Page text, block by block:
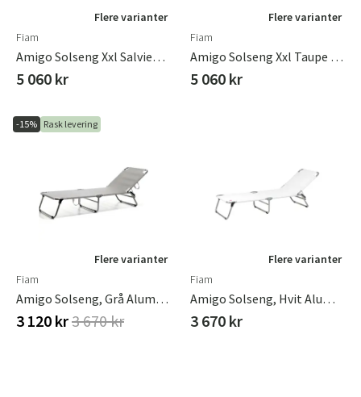
Flere varianter
Fiam
Amigo Solseng Xxl Salviegrønn Aluminium/textilene
5 060 kr
Flere varianter
Fiam
Amigo Solseng Xxl Taupe Aluminium/textilene
5 060 kr
-15% Rask levering
Flere varianter
Fiam
Amigo Solseng, Grå Aluminium/textilene
3 120 kr3 670 kr
Flere varianter
Fiam
Amigo Solseng, Hvit Aluminium/tekstilene
3 670 kr